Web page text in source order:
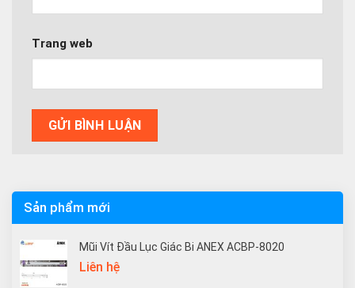
Trang web
Sản phẩm mới
Mũi Vít Đầu Lục Giác Bi ANEX ACBP-8020
Liên hệ